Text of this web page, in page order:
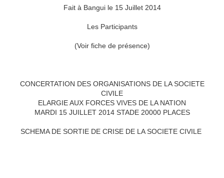
Fait à Bangui le 15 Juillet 2014
Les Participants
(Voir fiche de présence)
CONCERTATION DES ORGANISATIONS DE LA SOCIETE
CIVILE
ELARGIE AUX FORCES VIVES DE LA NATION
MARDI 15 JUILLET 2014 STADE 20000 PLACES
SCHEMA DE SORTIE DE CRISE DE LA SOCIETE CIVILE